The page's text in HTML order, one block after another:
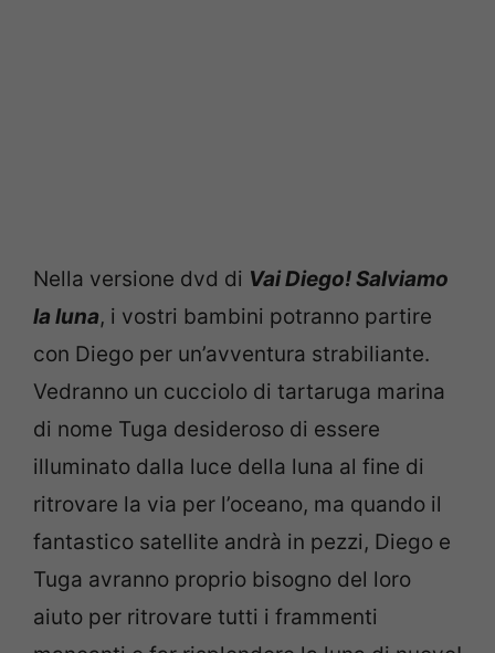
Nella versione dvd di Vai Diego! Salviamo
la luna, i vostri bambini potranno partire
con Diego per un’avventura strabiliante.
Vedranno un cucciolo di tartaruga marina
di nome Tuga desideroso di essere
illuminato dalla luce della luna al fine di
ritrovare la via per l’oceano, ma quando il
fantastico satellite andrà in pezzi, Diego e
Tuga avranno proprio bisogno del loro
aiuto per ritrovare tutti i frammenti